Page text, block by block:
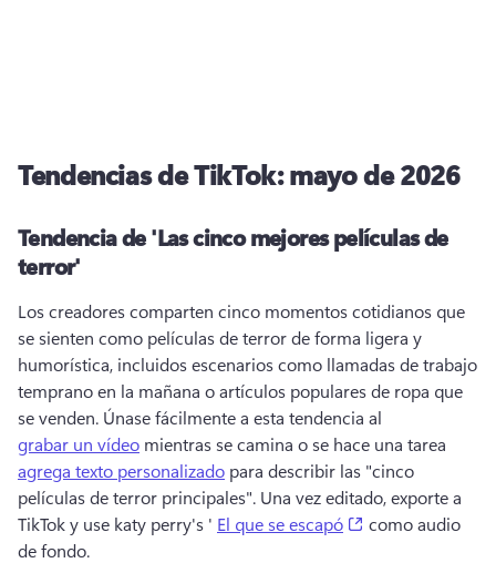
Tendencias de TikTok: mayo de 2026
Tendencia de 'Las cinco mejores películas de
terror'
Los creadores comparten cinco momentos cotidianos que
se sienten como películas de terror de forma ligera y
humorística, incluidos escenarios como llamadas de trabajo
temprano en la mañana o artículos populares de ropa que
se venden. Únase fácilmente a esta tendencia al
grabar un vídeo mientras se camina o se hace una tarea
agrega texto personalizado para describir las "cinco
películas de terror principales". Una vez editado, exporte a
TikTok y use katy perry's ' El que se escapó (opens in a new
como audio
de fondo.